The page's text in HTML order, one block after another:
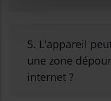
5. L'appareil
une zone
internet ?